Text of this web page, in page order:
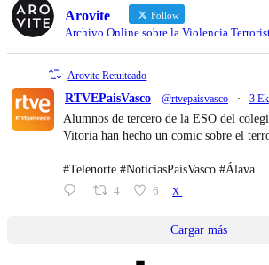
Arovite Follow
Archivo Online sobre la Violencia
Arovite Retuiteado
RTVEPaisVasco @rtvepaisvasco · 3
Alumnos de tercero de la ESO del
Vitoria han hecho un comic sobre el
#Telenorte #NoticiasPaísVasco #Álava
4 6 X
Cargar más